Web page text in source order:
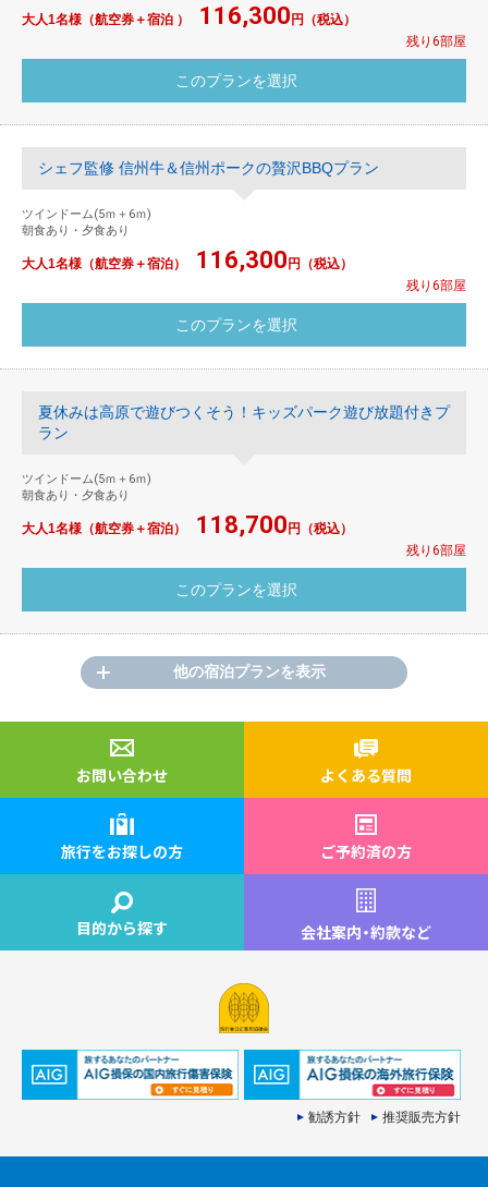
大人1名様（航空券＋宿泊 ） 116,300円（税込）
残り6部屋
シェフ監修 信州牛＆信州ポークの贅沢BBQプラン
ツインドーム(5ｍ＋6ｍ)
朝食あり・夕食あり
大人1名様（航空券＋宿泊） 116,300円（税込）
残り6部屋
夏休みは高原で遊びつくそう！キッズパーク遊び放題付きプ
ラン
ツインドーム(5ｍ＋6ｍ)
朝食あり・夕食あり
大人1名様（航空券＋宿泊） 118,700円（税込）
残り6部屋
他の宿泊プランを表示
お問い合わせ よくある質問
旅行をお探しの方 ご予約済の方
目的から探す 会社案内・約款など
勧誘方針 推奨販売方針